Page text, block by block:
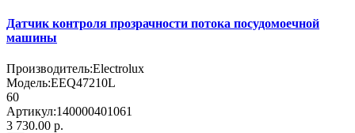
Датчик контроля прозрачности потока посудомоечной
машины
Производитель:Electrolux
Модель:EEQ47210L
60
Артикул:140000401061
3 730.00 р.